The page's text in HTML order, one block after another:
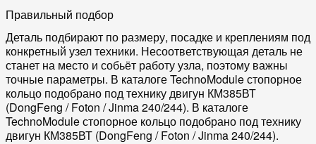
Правильный подбор
Деталь подбирают по размеру, посадке и креплениям под
конкретный узел техники. Несоответствующая деталь не
станет на место и собьёт работу узла, поэтому важны
точные параметры. В каталоге TechnoModule стопорное
кольцо подобрано под технику двигун КМ385ВТ
(DongFeng / Foton / Jinma 240/244). В каталоге
TechnoModule стопорное кольцо подобрано под технику
двигун КМ385ВТ (DongFeng / Foton / Jinma 240/244).